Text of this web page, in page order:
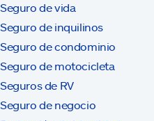
Seguro de vida
Seguro de inquilinos
Seguro de condominio
Seguro de motocicleta
Seguros de RV
Seguro de negocio